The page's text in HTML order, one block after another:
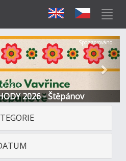
2026 - Štěpánov
Další
Sponzorováno